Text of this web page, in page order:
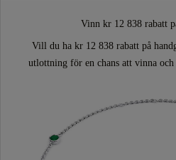
Vinn kr 12 838 rabatt
Vill du ha kr 12 838 rabatt på
utlottning för en chans att vinna